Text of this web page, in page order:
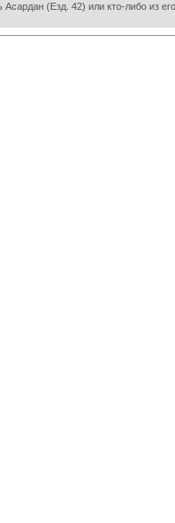
(Езд. 42) или кто-либо из